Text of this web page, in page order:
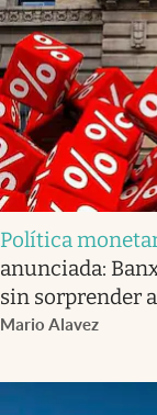
Política
anunciada:
sin sorprender
Mario Alavez